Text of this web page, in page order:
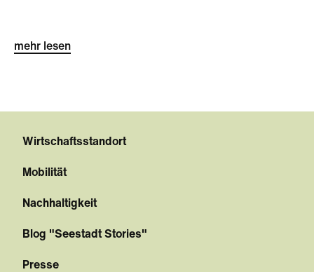
mehr lesen
Wirtschaftsstandort
Mobilität
Nachhaltigkeit
Blog "Seestadt Stories"
Presse